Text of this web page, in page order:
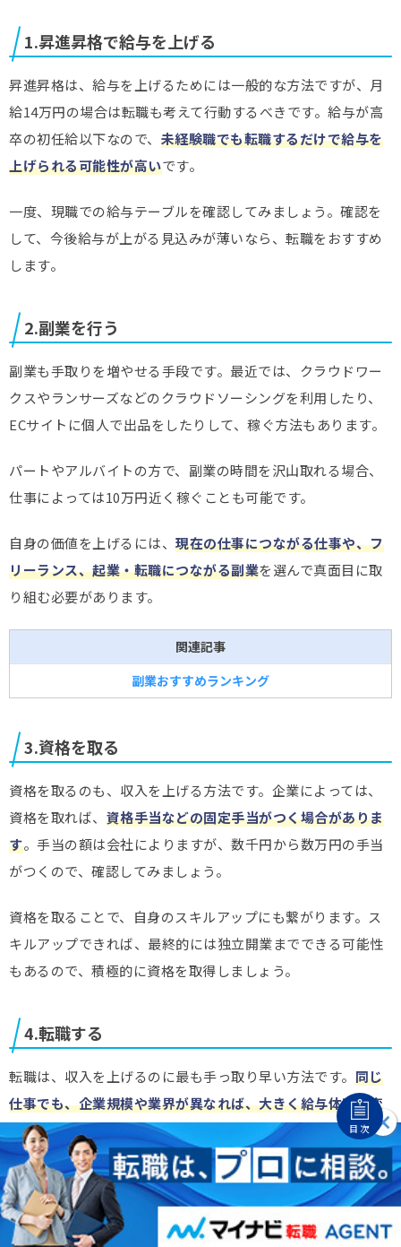
1.昇進昇格で給与を上げる
昇進昇格は、給与を上げるためには一般的な方法ですが、月
給14万円の場合は転職も考えて行動するべきです。給与が高
卒の初任給以下なので、 未経験職でも転職するだけで給与を
上げられる可能性が高いです。
一度、現職での給与テーブルを確認してみましょう。確認を
して、今後給与が上がる見込みが薄いなら、転職をおすすめ
します。
2.副業を行う
副業も手取りを増やせる手段です。最近では、クラウドワー
クスやランサーズなどのクラウドソーシングを利用したり、
ECサイトに個人で出品をしたりして、稼ぐ方法もあります。
パートやアルバイトの方で、副業の時間を沢山取れる場合、
仕事によっては10万円近く稼ぐことも可能です。
自身の価値を上げるには、 現在の仕事につながる仕事や、フ
リーランス、起業・転職につながる副業を選んで真面目に取
り組む必要があります。
関連記事
副業おすすめランキング
3.資格を取る
資格を取るのも、収入を上げる方法です。企業によっては、
資格を取れば、 資格手当などの固定手当がつく場合がありま
す。手当の額は会社によりますが、数千円から数万円の手当
がつくので、確認してみましょう。
資格を取ることで、自身のスキルアップにも繋がります。ス
キルアップできれば、最終的には独立開業までできる可能性
もあるので、積極的に資格を取得しましょう。
4.転職する
転職は、収入を上げるのに最も手っ取り早い方法です。 同じ
仕事でも、企業規模や業界が異なれば、大きく給与体系が変
わります。月給14万からなら、正社員になれば、未経験でも
収入アップの可能性は高いです。
現職に不満があり、昇給の見込みもないなら、転職を考える
べきです。未経験の仕事に抵抗がない方は、かなり多くの選
目次